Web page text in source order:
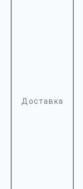
Доставка